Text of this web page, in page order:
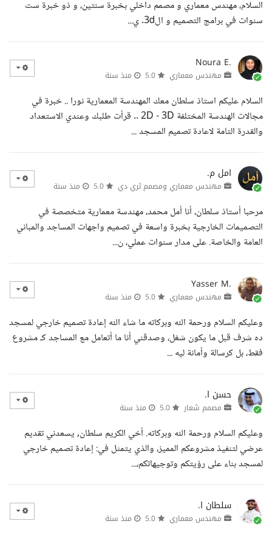
السلام، مهندس معماري و مصمم داخلي بخبرة سنتين، و ذو خبرة ست
سنوات في برامج التصميم و ال3d. ي...
Noura E.
مهندس معماري منذ سنة
السلام عليكم استاذ سلطان معك المهندسة المعمارية نورا .. خبرة في
مجالات الهندسة المختلفة 2D - 3D .. قرأت طلبك وعندي الاستعداد
والقدرة التامة لاعادة تصميم المسجد ...
امل م.
مهندس معماري ومصمم ثري دي منذ سنة
مرحبا أستاذ سلطان، أنا أمل محمد، مهندسة معمارية متخصصة في
التصميمات الخارجية بخبرة واسعة في تصميم واجهات المساجد والمباني
العامة والخاصة. على مدار سنوات عملي، ن...
Yasser M.
مهندس معماري منذ سنة
وعليكم السلام ورحمة الله وبركاته ما شاء الله إعادة تصميم خارجي لمسجد
ده شرف قبل ما يكون شغل، وصدقني أنا ما أتعامل مع المساجد كـ مشروع
فقط، بل كرسالة وأمانة ليه ...
حسن ا.
مصمم شعار منذ سنة
وعليكم السلام ورحمة الله وبركاته. أخي الكريم سلطان, يسعدني تقديم
عرضي لتنفيذ مشروعكم المميز، والذي يتمثل في: إعادة تصميم خارجي
لمسجد بناء على رؤيتكم وتوجيهاتكم،...
سلطان ا.
مهندس معماري منذ سنة